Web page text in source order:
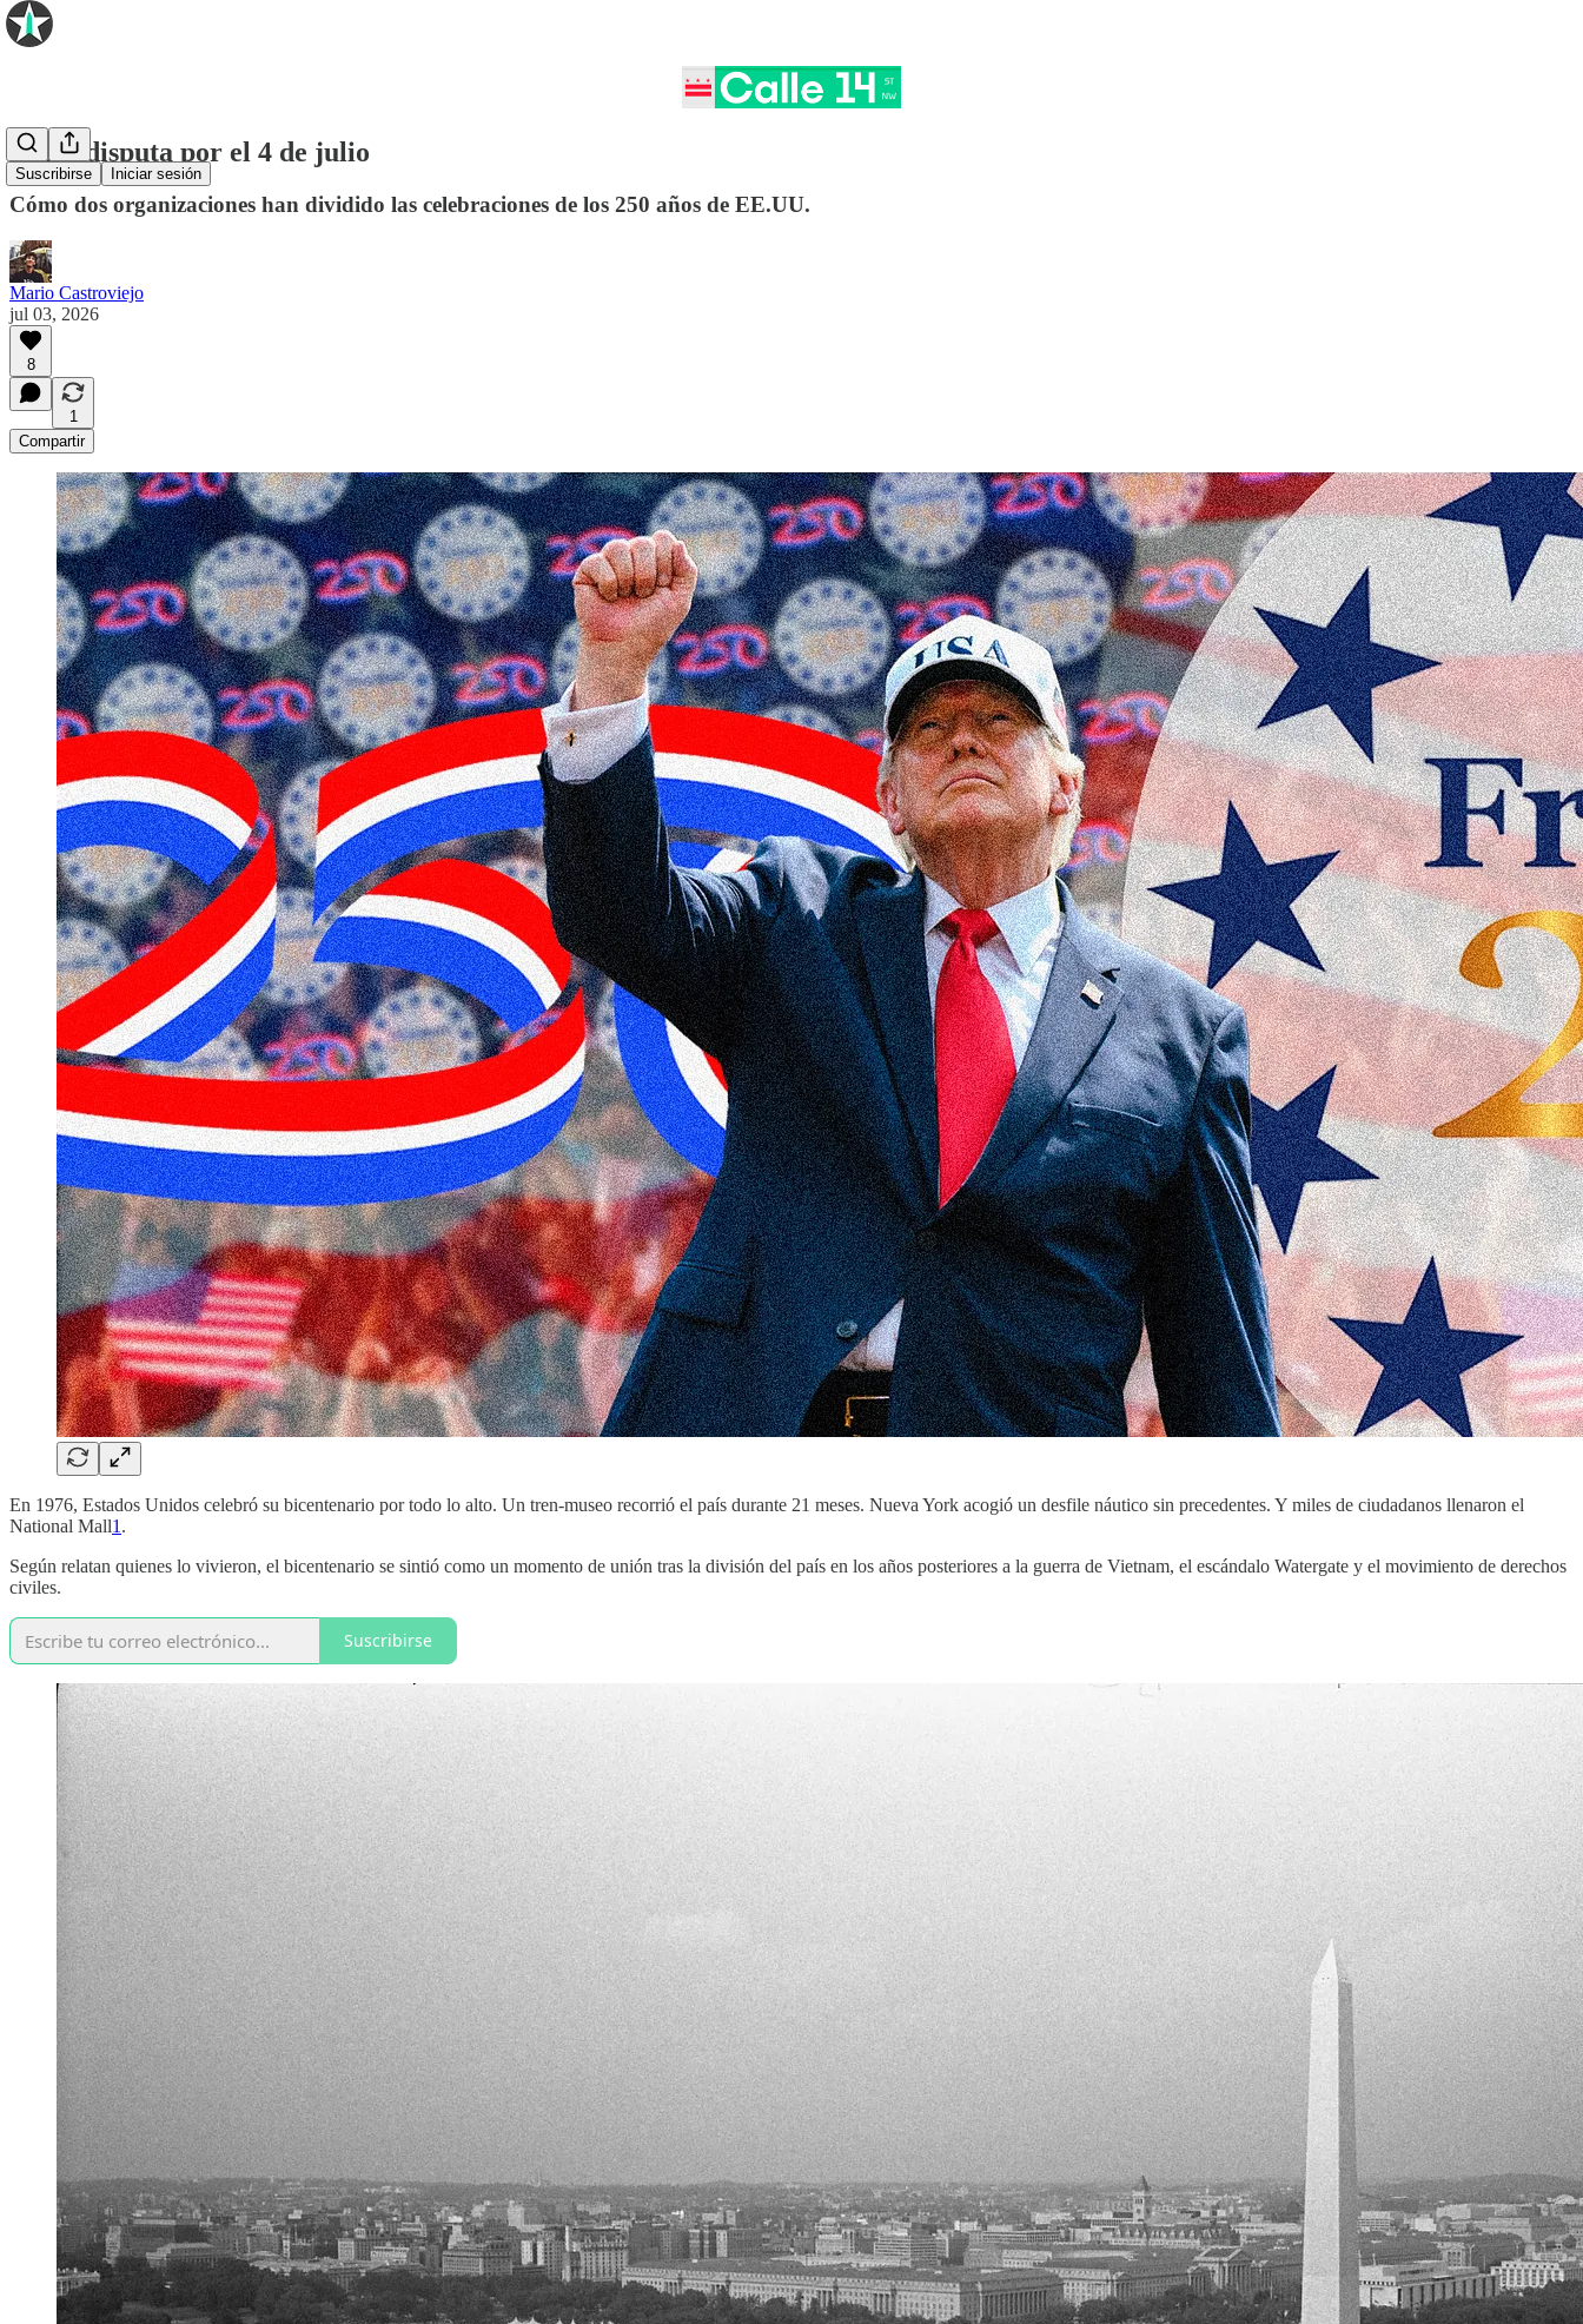
Suscribirse Iniciar sesión
🎆 La disputa por el 4 de julio
Cómo dos organizaciones han dividido las celebraciones de los 250 años de EE.UU.
Mario Castroviejo
jul 03, 2026
8
1
Compartir
En 1976, Estados Unidos celebró su bicentenario por todo lo alto. Un tren-museo recorrió el país durante 21 meses. Nueva York acogió un desfile náutico sin precedentes. Y miles de ciudadanos llenaron el
National Mall1 .
Según relatan quienes lo vivieron, el bicentenario se sintió como un momento de unión tras la división del país en los años posteriores a la guerra de Vietnam, el escándalo Watergate y el movimiento de derechos
civiles.
Suscribirse